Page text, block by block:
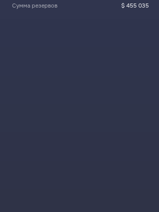
Сумма резервов $ 455 035